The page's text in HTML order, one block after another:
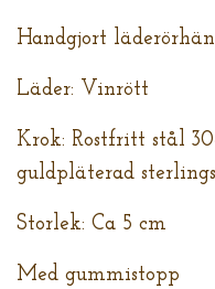
Handgjort
Läder: Vinrött
Krok: Rostfritt stål
guldpläterad
Storlek: Ca 5 cm
Med gummistopp